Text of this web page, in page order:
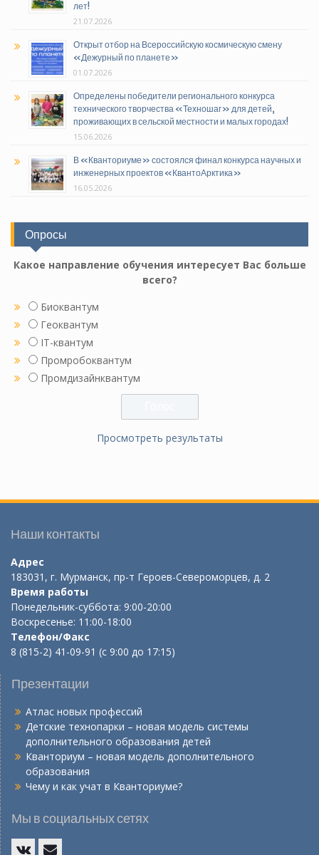
лет!
21.07.2026
Открыт отбор на Всероссийскую космическую смену
«Дежурный по планете»
01.07.2026
Определены победители регионального конкурса
технического творчества «Техношаг» для детей,
проживающих в сельской местности и малых городах!
15.06.2026
В «Кванториуме» состоялся финал конкурса научных и
инженерных проектов «КвантоАрктика»
16.05.2026
Опросы
Какое направление обучения интересует Вас больше
всего?
Биоквантум
Геоквантум
IT-квантум
Промробоквантум
Промдизайнквантум
Просмотреть результаты
Наши контакты
Адрес
183031, г. Мурманск, пр-т Героев-Североморцев, д. 2
Время работы
Понедельник-суббота: 9:00-20:00
Воскресенье: 11:00-18:00
Телефон/Факс
8 (815-2) 41-09-91 (с 9:00 до 17:15)
Презентации
Атлас новых профессий
Детские технопарки – новая модель системы
дополнительного образования детей
Кванториум – новая модель дополнительного
образования
Чему и как учат в Кванториуме?
Мы в социальных сетях